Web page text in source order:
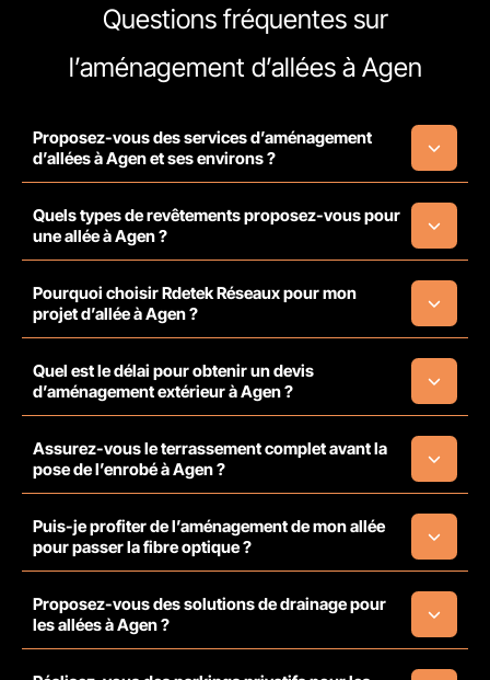
Questions fréquentes sur
l’aménagement d’allées à Agen
Proposez-vous des services d’aménagement
d’allées à Agen et ses environs ?
Quels types de revêtements proposez-vous pour
une allée à Agen ?
Pourquoi choisir Rdetek Réseaux pour mon
projet d’allée à Agen ?
Quel est le délai pour obtenir un devis
d’aménagement extérieur à Agen ?
Assurez-vous le terrassement complet avant la
pose de l’enrobé à Agen ?
Puis-je profiter de l’aménagement de mon allée
pour passer la fibre optique ?
Proposez-vous des solutions de drainage pour
les allées à Agen ?